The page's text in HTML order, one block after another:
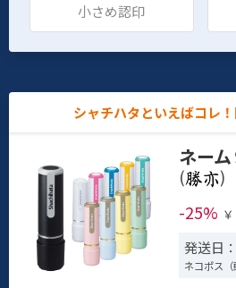
小さめ認印
シャチハタといえばコレ
ネーム
(
)
-25% ￥
発送日
ネコポス（